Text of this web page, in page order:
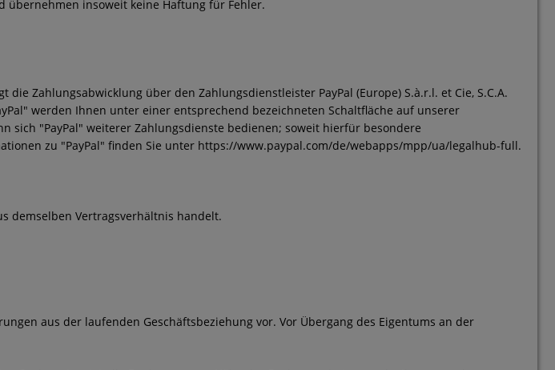
insoweit keine Haftung für Fehler.
Zahlungsabwicklung über den Zahlungsdienstleister PayPal (Europe) S.à.r.l. et Cie, S.C.A.
werden Ihnen unter einer entsprechend bezeichneten Schaltfläche auf unserer
sich "PayPal" weiterer Zahlungsdienste bedienen; soweit hierfür besondere
zu "PayPal" finden Sie unter https://www.paypal.com/de/webapps/mpp/ua/legalhub-full.
demselben Vertragsverhältnis handelt.
aus der laufenden Geschäftsbeziehung vor. Vor Übergang des Eigentums an der